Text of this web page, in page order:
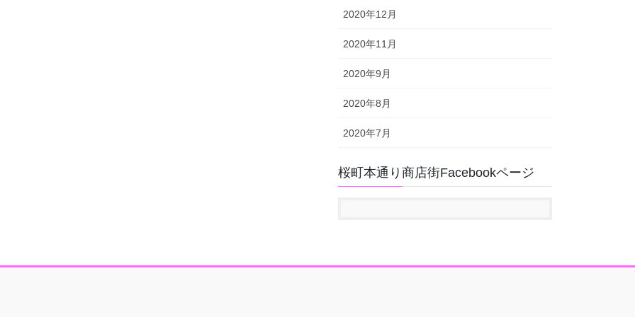
2020年12月
2020年11月
2020年9月
2020年8月
2020年7月
桜町本通り商店街Facebookページ